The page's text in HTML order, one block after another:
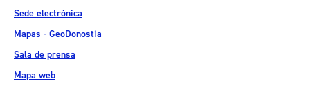
Sede electrónica
Mapas - GeoDonostia
Sala de prensa
Mapa web